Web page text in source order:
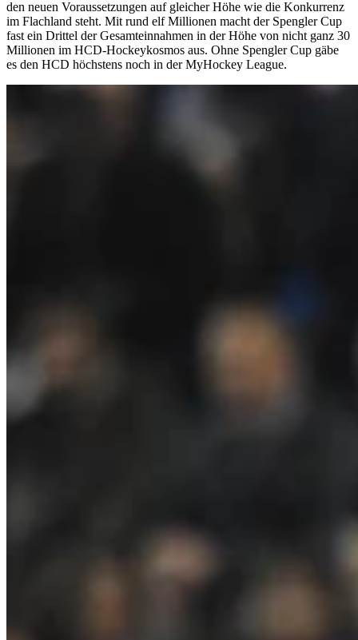
den neuen Voraussetzungen auf gleicher Höhe wie die Konkurrenz
im Flachland steht. Mit rund elf Millionen macht der Spengler Cup
fast ein Drittel der Gesamteinnahmen in der Höhe von nicht ganz 30
Millionen im HCD-Hockeykosmos aus. Ohne Spengler Cup gäbe
es den HCD höchstens noch in der MyHockey League.